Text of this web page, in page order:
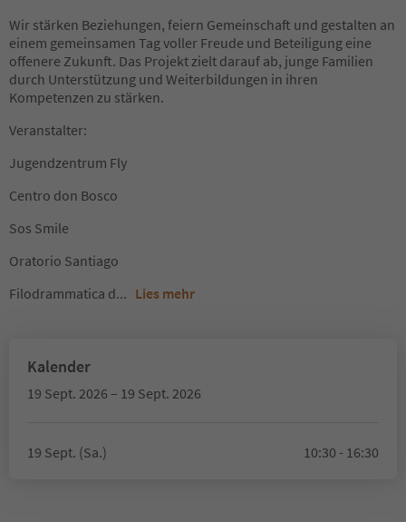
Wir stärken Beziehungen, feiern Gemeinschaft und gestalten an
einem gemeinsamen Tag voller Freude und Beteiligung eine
offenere Zukunft. Das Projekt zielt darauf ab, junge Familien
durch Unterstützung und Weiterbildungen in ihren
Kompetenzen zu stärken.
Veranstalter:
Jugendzentrum Fly
Centro don Bosco
Sos Smile
Oratorio Santiago
Filodrammatica d... Lies mehr
Kalender
19 Sept. 2026 – 19 Sept. 2026
19 Sept. (Sa.) 10:30 - 16:30